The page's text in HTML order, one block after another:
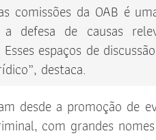
comissões da OAB é
defesa de causas
espaços de
destaca.
desde a promoção de
com grandes